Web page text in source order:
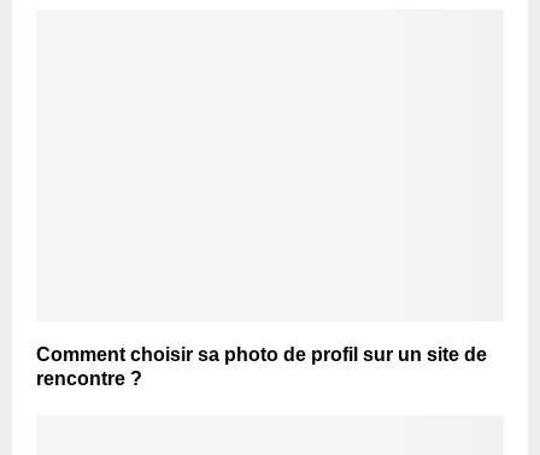
Comment choisir sa photo de profil sur un site de
rencontre ?